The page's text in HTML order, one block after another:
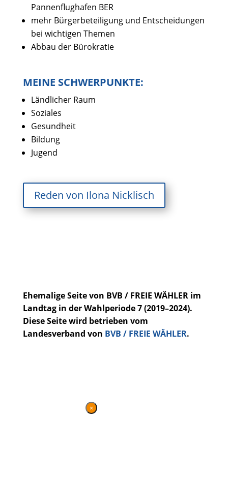
Pannenflughafen BER
mehr Bürgerbeteiligung und Entscheidungen
bei wichtigen Themen
Abbau der Bürokratie
MEINE SCHWERPUNKTE:
Ländlicher Raum
Soziales
Gesundheit
Bildung
Jugend
Reden von Ilona Nicklisch
Ehemalige Seite von BVB / FREIE WÄHLER im
Landtag in der Wahlperiode 7 (2019–2024).
Diese Seite wird betrieben vom
Landesverband von BVB / FREIE WÄHLER.
×